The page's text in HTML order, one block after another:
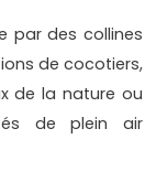
par des collines
de cocotiers,
de la nature ou
de plein air